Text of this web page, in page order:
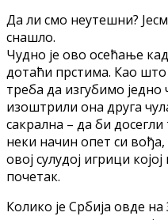
Да ли смо неутешни?
снашло.
Чудно је ово осећање
дотаћи прстима. Као
треба да изгубимо
изоштрили она друга
сакрална – да би
неки начин опет си
овој сулудој игрици
почетак.
Колико је Србија овде